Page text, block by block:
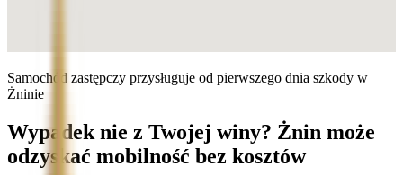
Samochód zastępczy przysługuje od pierwszego dnia szkody w
Żninie
Wypadek nie z Twojej winy? Żnin może
odzyskać mobilność bez kosztów